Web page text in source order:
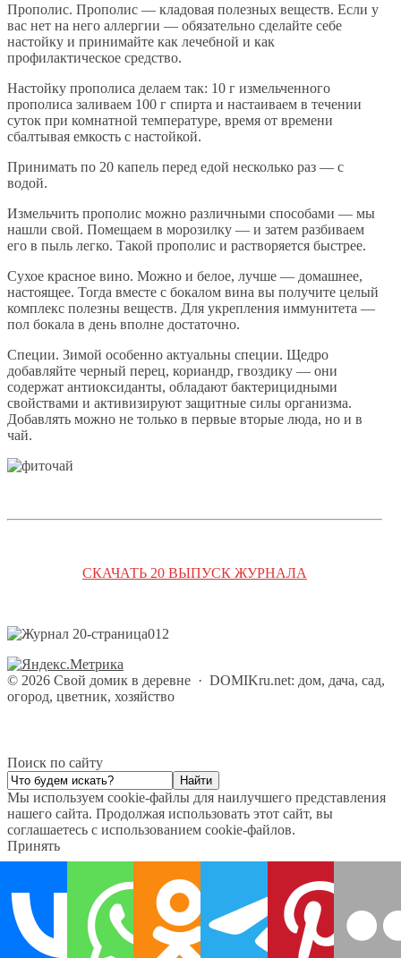
Прополис. Прополис — кладовая полезных веществ. Если у
вас нет на него аллергии — обязательно сделайте себе
настойку и принимайте как лечебной и как
профилактическое средство.
Настойку прополиса делаем так: 10 г измельченного
прополиса заливаем 100 г спирта и настаиваем в течении
суток при комнатной температуре, время от времени
сбалтывая емкость с настойкой.
Принимать по 20 капель перед едой несколько раз — с
водой.
Измельчить прополис можно различными способами — мы
нашли свой. Помещаем в морозилку — и затем разбиваем
его в пыль легко. Такой прополис и растворяется быстрее.
Сухое красное вино. Можно и белое, лучше — домашнее,
настоящее. Тогда вместе с бокалом вина вы получите целый
комплекс полезны веществ. Для укрепления иммунитета —
пол бокала в день вполне достаточно.
Специи. Зимой особенно актуальны специи. Щедро
добавляйте черный перец, кориандр, гвоздику — они
содержат антиоксиданты, обладают бактерицидными
свойствами и активизируют защитные силы организма.
Добавлять можно не только в первые вторые люда, но и в
чай.
СКАЧАТЬ 20 ВЫПУСК ЖУРНАЛА
© 2026 Свой домик в деревне · DOMIKru.net: дом, дача, сад,
огород, цветник, хозяйство
Поиск по сайту
Мы используем cookie-файлы для наилучшего представления
нашего сайта. Продолжая использовать этот сайт, вы
соглашаетесь с использованием cookie-файлов.
Принять